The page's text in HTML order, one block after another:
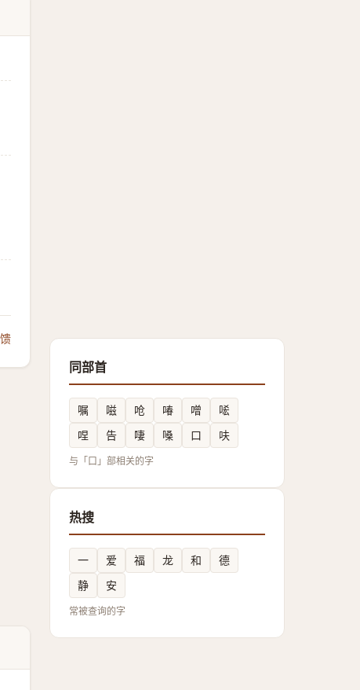
同部首
嘱 嗞 呛 㖺 噌
㖁
㖏
告 啛 嗓 口 呋
与「口」部相关的字
热搜
一 爱 福 龙 和
德
静
安
常被查询的字